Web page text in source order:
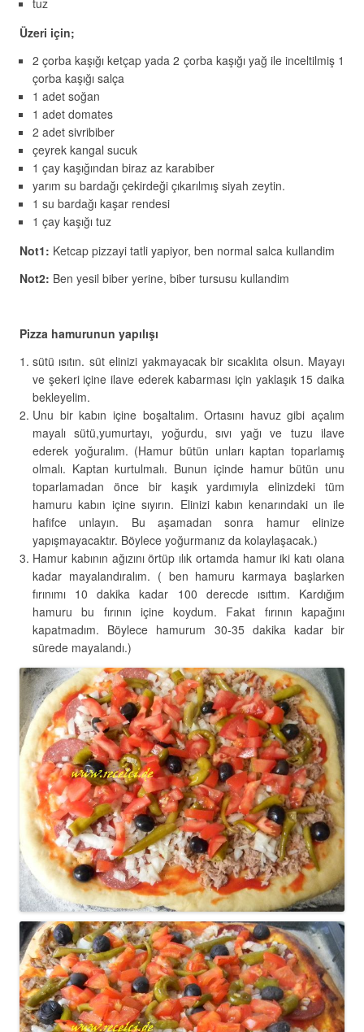
tuz
Üzeri için;
2 çorba kaşığı ketçap yada 2 çorba kaşığı yağ ile inceltilmiş 1
çorba kaşığı salça
1 adet soğan
1 adet domates
2 adet sivribiber
çeyrek kangal sucuk
1 çay kaşığından biraz az karabiber
yarım su bardağı çekirdeği çıkarılmış siyah zeytin.
1 su bardağı kaşar rendesi
1 çay kaşığı tuz
Not1: Ketcap pizzayi tatli yapiyor, ben normal salca kullandim
Not2: Ben yesil biber yerine, biber tursusu kullandim
Pizza hamurunun yapılışı
sütü ısıtın. süt elinizi yakmayacak bir sıcaklıta olsun. Mayayı
ve şekeri içine ilave ederek kabarması için yaklaşık 15 daika
bekleyelim.
Unu bir kabın içine boşaltalım. Ortasını havuz gibi açalım
mayalı sütü,yumurtayı, yoğurdu, sıvı yağı ve tuzu ilave
ederek yoğuralım. (Hamur bütün unları kaptan toparlamış
olmalı. Kaptan kurtulmalı. Bunun içinde hamur bütün unu
toparlamadan önce bir kaşık yardımıyla elinizdeki tüm
hamuru kabın içine sıyırın. Elinizi kabın kenarındaki un ile
hafifce unlayın. Bu aşamadan sonra hamur elinize
yapışmayacaktır. Böylece yoğurmanız da kolaylaşacak.)
Hamur kabının ağızını örtüp ılık ortamda hamur iki katı olana
kadar mayalandıralım. ( ben hamuru karmaya başlarken
fırınımı 10 dakika kadar 100 derecde ısıttım. Kardığım
hamuru bu fırının içine koydum. Fakat fırının kapağını
kapatmadım. Böylece hamurum 30-35 dakika kadar bir
sürede mayalandı.)